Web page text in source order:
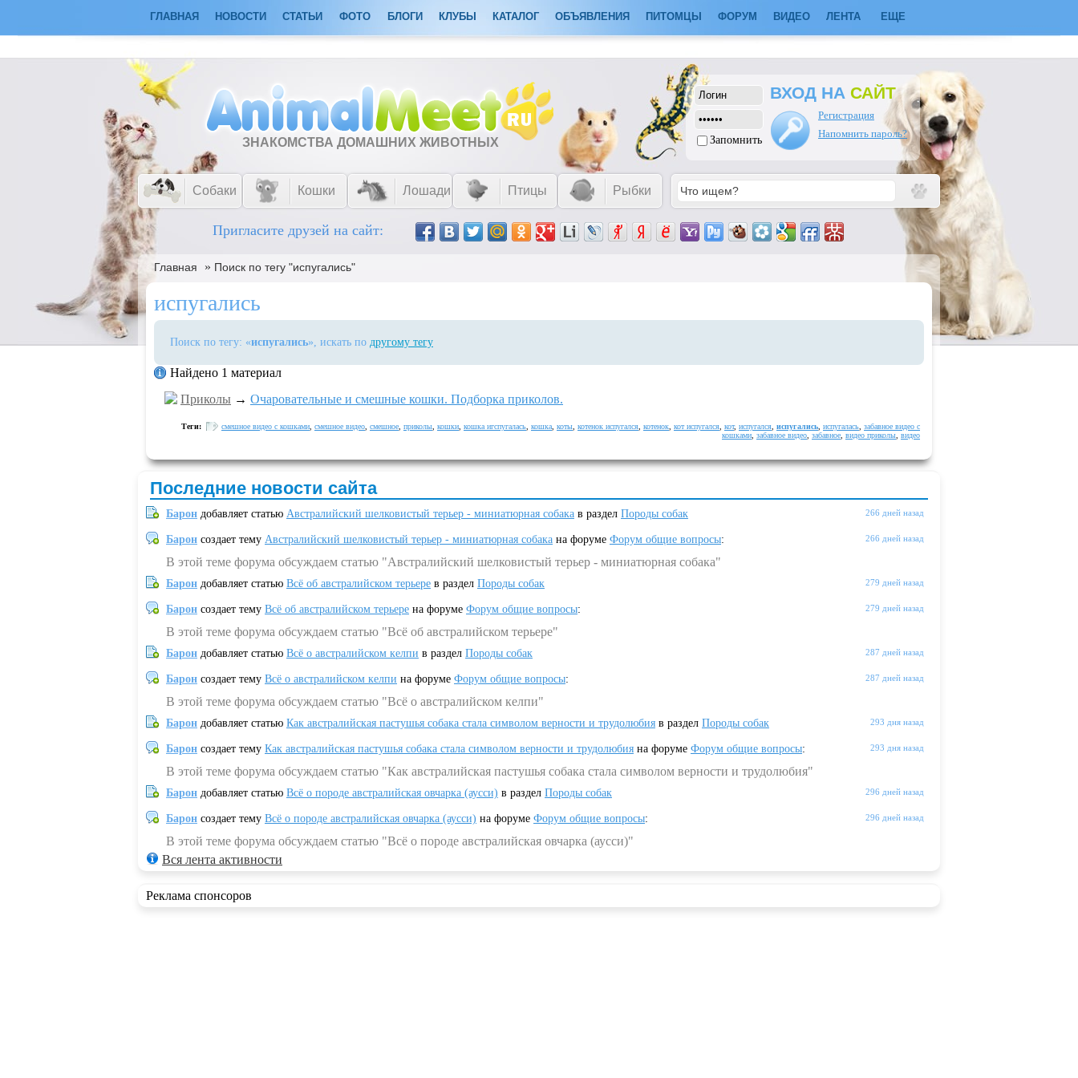
ГЛАВНАЯ НОВОСТИ СТАТЬИ ФОТО БЛОГИ КЛУБЫ КАТАЛОГ ОБЪЯВЛЕНИЯ ПИТОМЦЫ ФОРУМ ВИДЕО ЛЕНТА ЕЩЕ
ЗНАКОМСТВА ДОМАШНИХ ЖИВОТНЫХ Запомнить
ВХОД НА САЙТ
Регистрация
Напомнить пароль?
Собаки Кошки Лошади Птицы Рыбки
Пригласите друзей на сайт:
Главная » Поиск по тегу "испугались"
испугались
Поиск по тегу: «испугались», искать по другому тегу
Найдено 1 материал
Приколы → Очаровательные и смешные кошки. Подборка приколов.
Теги: смешное видео с кошками смешное видео смешное приколы кошки кошка игспугалась кошка коты котенок испугался котенок кот испугался кот, испугался испугались испугалась забавное видео с
кошками забавное видео забавное видео приколы видео
Последние новости сайта
266 дней назад
Барон добавляет статью Австралийский шелковистый терьер - миниатюрная собака в раздел Породы собак
266 дней назад
Барон создает тему Австралийский шелковистый терьер - миниатюрная собака на форуме Форум общие вопросы:
В этой теме форума обсуждаем статью "Австралийский шелковистый терьер - миниатюрная собака"
279 дней назад
Барон добавляет статью Всё об австралийском терьере в раздел Породы собак
279 дней назад
Барон создает тему Всё об австралийском терьере на форуме Форум общие вопросы:
В этой теме форума обсуждаем статью "Всё об австралийском терьере"
287 дней назад
Барон добавляет статью Всё о австралийском келпи в раздел Породы собак
287 дней назад
Барон создает тему Всё о австралийском келпи на форуме Форум общие вопросы:
В этой теме форума обсуждаем статью "Всё о австралийском келпи"
293 дня назад
Барон добавляет статью Как австралийская пастушья собака стала символом верности и трудолюбия в раздел Породы собак
293 дня назад
Барон создает тему Как австралийская пастушья собака стала символом верности и трудолюбия на форуме Форум общие вопросы:
В этой теме форума обсуждаем статью "Как австралийская пастушья собака стала символом верности и трудолюбия"
296 дней назад
Барон добавляет статью Всё о породе австралийская овчарка (аусси) в раздел Породы собак
296 дней назад
Барон создает тему Всё о породе австралийская овчарка (аусси) на форуме Форум общие вопросы:
В этой теме форума обсуждаем статью "Всё о породе австралийская овчарка (аусси)"
Вся лента активности
Реклама спонсоров